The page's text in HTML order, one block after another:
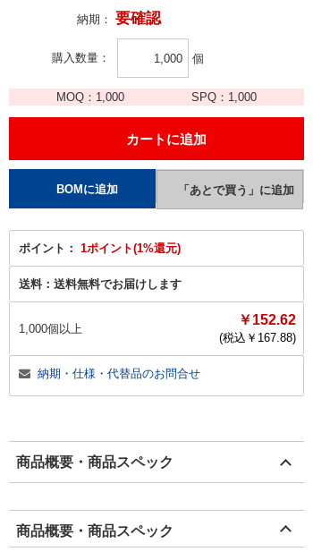
納期： 要確認
購入数量 個
MOQ： 1,000 SPQ： 1,000
ポイント： 1ポイント(1%還元)
送料： 送料無料でお届けします
1,000個以上
￥152.62
(税込￥ 167.88)
納期・仕様・代替品のお問合せ
商品概要・商品スペック
商品概要・商品スペック